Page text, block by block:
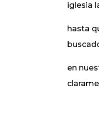
iglesia
hasta
en